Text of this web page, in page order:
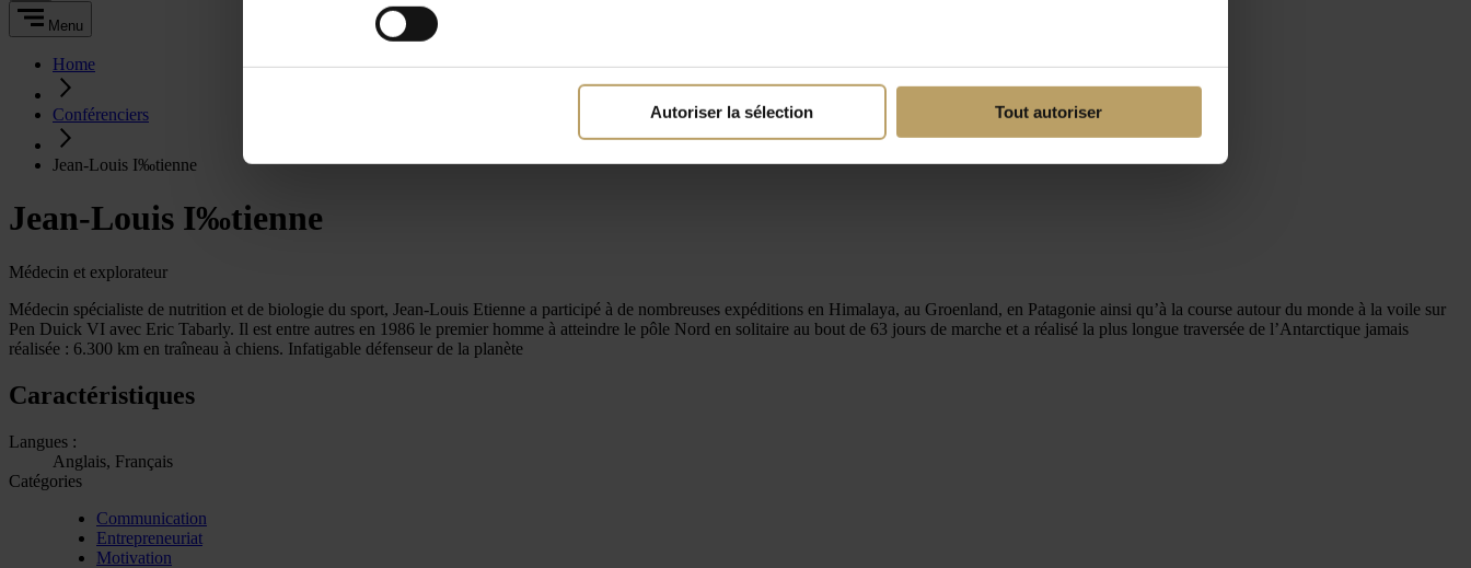
Autoriser la sélection Tout autoriser
Menu
Home
Conférenciers
Jean-Louis I‰tienne
Jean-Louis I‰tienne
Médecin et explorateur
Médecin spécialiste de nutrition et de biologie du sport, Jean-Louis Etienne a participé à de nombreuses expéditions en Himalaya, au Groenland, en Patagonie ainsi qu’à la course autour du monde à la voile sur
Pen Duick VI avec Eric Tabarly. Il est entre autres en 1986 le premier homme à atteindre le pôle Nord en solitaire au bout de 63 jours de marche et a réalisé la plus longue traversée de l’Antarctique jamais
réalisée : 6.300 km en traîneau à chiens. Infatigable défenseur de la planète
Caractéristiques
Langues :
Anglais, Français
Catégories
Communication
Entrepreneuriat
Motivation